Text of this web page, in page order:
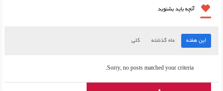
آنچه باید بشنوید
این هفته ماه گذشته کلی
Sorry, no posts matched your criteria.